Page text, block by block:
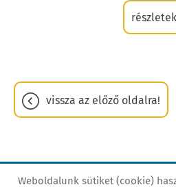
részletek
vissza az előző oldalra!
Weboldalunk sütiket (cookie)